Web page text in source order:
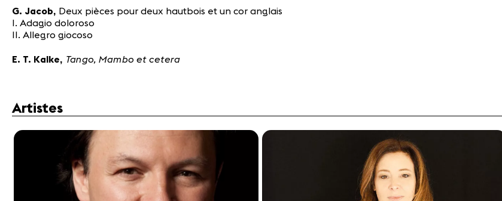
G. Jacob, Deux pièces pour deux hautbois et un cor anglais
I. Adagio doloroso
II. Allegro giocoso
E. T. Kalke, Tango, Mambo et cetera
Artistes